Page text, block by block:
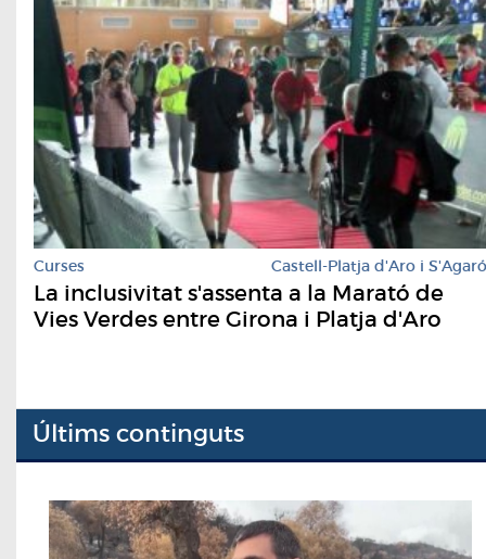
Curses Castell-Platja d'Aro i S'Agaró
La inclusivitat s'assenta a la Marató de
Vies Verdes entre Girona i Platja d'Aro
Últims continguts